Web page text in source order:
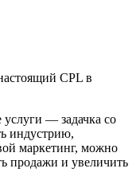
— задачка со
индустрию,
маркетинг, можно
продажи и увеличить